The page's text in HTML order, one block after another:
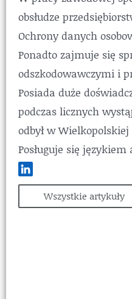
obsłudze
Ochrony danych
Ponadto zajmuje się
odszkodowawczymi i
Posiada duże
podczas licznych
odbył w
Posługuje się
Wszystkie artykuły